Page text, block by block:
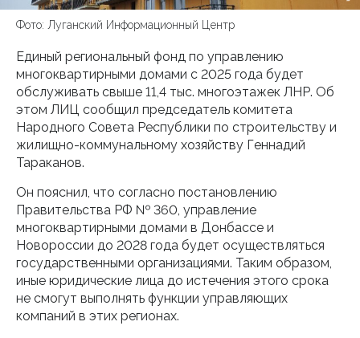
Фото: Луганский Информационный Центр
Единый региональный фонд по управлению
многоквартирными домами с 2025 года будет
обслуживать свыше 11,4 тыс. многоэтажек ЛНР. Об
этом ЛИЦ сообщил председатель комитета
Народного Совета Республики по строительству и
жилищно-коммунальному хозяйству Геннадий
Тараканов.
Он пояснил, что согласно постановлению
Правительства РФ № 360, управление
многоквартирными домами в Донбассе и
Новороссии до 2028 года будет осуществляться
государственными организациями. Таким образом,
иные юридические лица до истечения этого срока
не смогут выполнять функции управляющих
компаний в этих регионах.